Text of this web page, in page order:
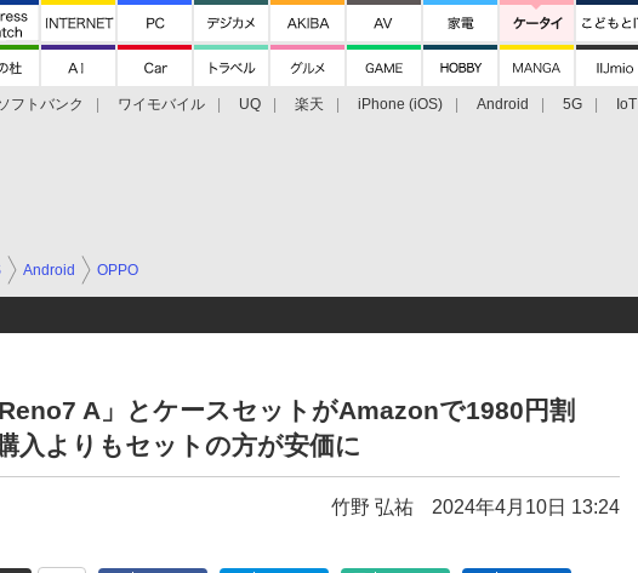
フトバンク ワイモバイル UQ 楽天 iPhone (iOS) Android 5G IoT
Android OPPO
Reno7 A」とケースセットがAmazonで1980円割
入よりもセットの方が安価に
竹野 弘祐 2024年4月10日 13:24